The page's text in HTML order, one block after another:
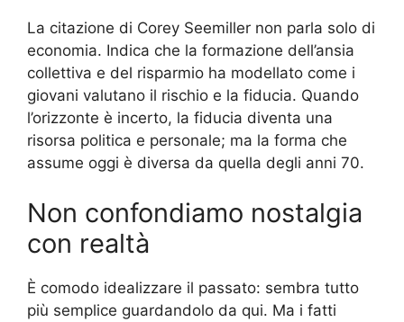
La citazione di Corey Seemiller non parla solo di
economia. Indica che la formazione dell’ansia
collettiva e del risparmio ha modellato come i
giovani valutano il rischio e la fiducia. Quando
l’orizzonte è incerto, la fiducia diventa una
risorsa politica e personale; ma la forma che
assume oggi è diversa da quella degli anni 70.
Non confondiamo nostalgia
con realtà
È comodo idealizzare il passato: sembra tutto
più semplice guardandolo da qui. Ma i fatti